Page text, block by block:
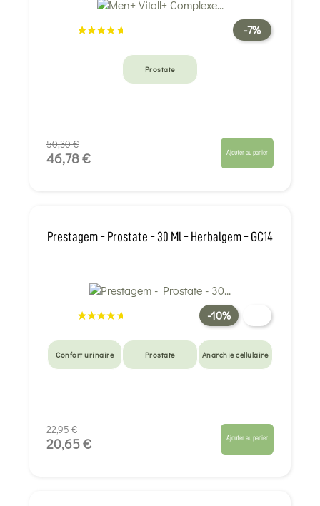
-7%
Prostate
50,30 €
46,78 € Ajouter au panier
Prestagem - Prostate - 30 Ml - Herbalgem - GC14
-10%
Confort urinaire Prostate Anarchie cellulaire
22,95 €
20,65 € Ajouter au panier